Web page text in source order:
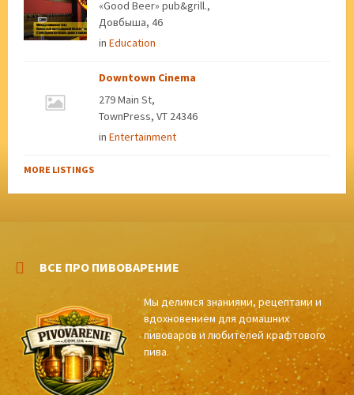
«Good Beer» pub&grill.,
Довбыша, 46
in Education
Downtown Cinema
279 Main St,
TownPress, VT 24346
in Entertainment
MORE LISTINGS
ВСЕ ПРО ПИВОВАРЕНИЕ
Мы делимся знаниями, рецептами и
вдохновением для домашних
пивоваров и любителей крафтового
пива.